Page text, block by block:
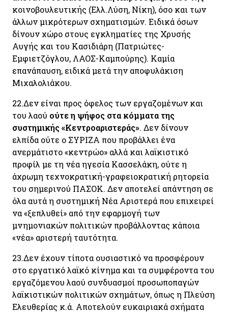
κοινοβουλευτικής (Ελλ.Λύση, Νίκη), όσο και των
άλλων μικρότερων σχηματισμών. Ειδικά όσων
δίνουν χώρο στους εγκληματίες της Χρυσής
Αυγής και του Κασιδιάρη (Πατριώτες-
Εμφιετζόγλου, ΛΑΟΣ-Καμπούρης). Καμία
επανάπαυση, ειδικά μετά την αποφυλάκιση
Μιχαλολιάκου.
22.Δεν είναι προς όφελος των εργαζομένων και
του λαού ούτε η ψήφος στα κόμματα της
συστημικής «Κεντροαριστεράς». Δεν δίνουν
ελπίδα ούτε ο ΣΥΡΙΖΑ που προβάλλει ένα
ανερμάτιστο «κεντρώο» αλλά και λαϊκιστικό
προφίλ με τη νέα ηγεσία Κασσελάκη, ούτε η
άχρωμη τεχνοκρατική-γραφειοκρατική ρητορεία
του σημερινού ΠΑΣΟΚ. Δεν αποτελεί απάντηση σε
όλα αυτά η συστημική Νέα Αριστερά που επιχειρεί
να «ξεπλυθεί» από την εφαρμογή των
μνημονιακών πολιτικών προβάλλοντας κάποια
«νέα» αριστερή ταυτότητα.
23.Δεν έχουν τίποτα ουσιαστικό να προσφέρουν
στο εργατικό λαϊκό κίνημα και τα συμφέροντα του
εργαζόμενου λαού συνδυασμοί προσωποπαγών
λαϊκιστικών πολιτικών σχημάτων, όπως η Πλεύση
Ελευθερίας κ.ά. Αποτελούν ευκαιριακά σχήματα